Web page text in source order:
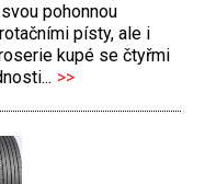
pohonnou
písty, ale i
kupé se čtyřmi
>>